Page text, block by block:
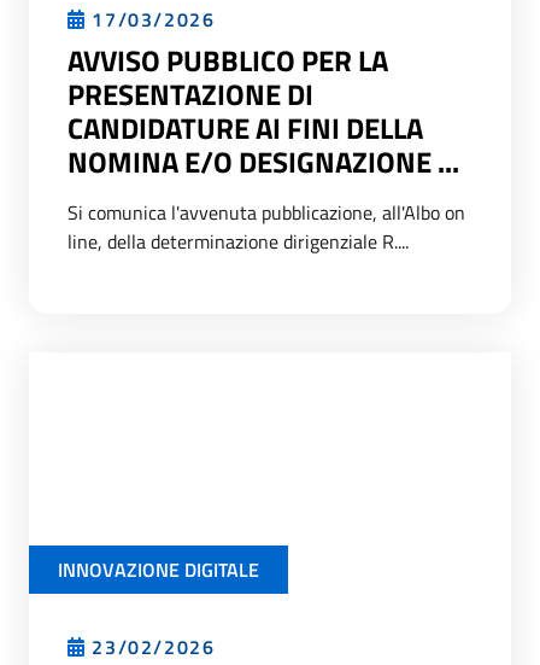
17/03/2026
AVVISO PUBBLICO PER LA
PRESENTAZIONE DI
CANDIDATURE AI FINI DELLA
NOMINA E/O DESIGNAZIONE ...
Si comunica l'avvenuta pubblicazione, all'Albo on
line, della determinazione dirigenziale R....
INNOVAZIONE DIGITALE
23/02/2026